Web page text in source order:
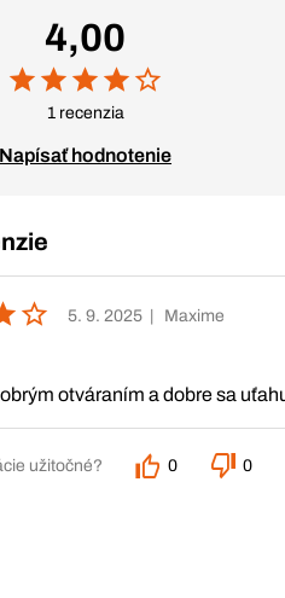
4,00
1 recenzia
Napísať hodnotenie
5. 9. 2025 | Maxime
otváraním a dobre sa
užitočné? 0 0